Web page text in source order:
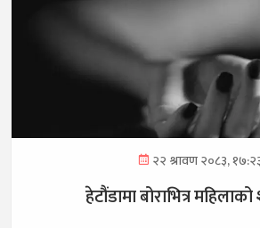
२२ श्रावण २०८३,
हेटौंडामा बोराभित्र